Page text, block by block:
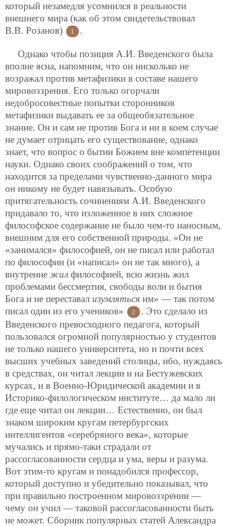
который незамедля усомнился в реальности
внешнего мира (как об этом свидетельствовал
В.В. Розанов)
1 .
Однако чтобы позиция А.И. Введенского была
вполне ясна, напомним, что он нисколько не
возражал против метафизики в составе нашего
мировоззрения. Его только огорчали
недобросовестные попытки сторонников
метафизики выдавать ее за общеобязательное
знание. Он и сам не против Бога и ни в коем случае
не думает отрицать его существование, однако
знает, что вопрос о бытии Божием вне компетенции
науки. Однако своих соображений о том, что
находится за пределами чувственно-данного мира
он никому не будет навязывать. Особую
притягательность сочинениям А.И. Введенского
придавало то, что изложенное в них сложное
философское содержание не было чем-то наносным,
внешним для его собственной природы. «Он не
«занимался» философией, он не писал или работал
по философии (и «написал» он не так много), а
внутренне жил философией, всю жизнь жил
проблемами бессмертия, свободы воли и бытия
Бога и не переставал изумляться им» — так потом
писал один из его учеников»
2
. Это сделало из
Введенского превосходного педагога, который
пользовался огромной популярностью у студентов
не только нашего университета, но и почти всех
высших учебных заведений столицы, ибо, нуждаясь
в средствах, он читал лекции и на Бестужевских
курсах, и в Военно-Юридической академии и в
Историко-филологическом институте… да мало ли
где еще читал он лекции… Естественно, он был
знаком широким кругам петербургских
интеллигентов «серебряного века», которые
мучались и прямо-таки страдали от
рассогласованности сердца и ума, веры и разума.
Вот этим-то кругам и понадобился профессор,
который доступно и убедительно показывал, что
при правильно построенном мировоззрении —
чему он учил — таковой рассогласованности быть
не может. Сборник популярных статей Александра